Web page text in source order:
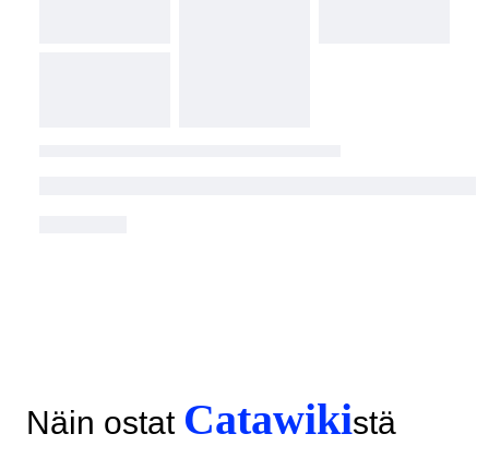
Näin ostat Catawikistä